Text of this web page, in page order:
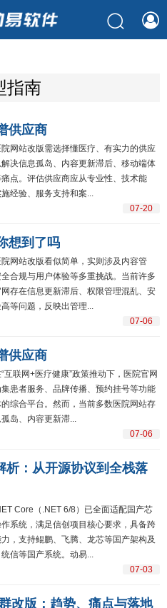
指南
供应商
院网站改版需选择懂医疗、有实力的供应
决信息孤岛、内容更新滞后、移动端体
点。评估供应商应从专业性、技术能
经验、服务支持和案...
07-20
想到了吗
院网站改版看似简单，实则涉及内容管
合规与用户体验等多重挑战。当前许多
网存在信息更新滞后、权限管理混乱、安
等问题，反映出管理...
07-06
供应商
互联网+医疗健康”政策推动下，医院官网
集患者服务、品牌传播、预约挂号等功能
综合平台。然而，当前多数医院网站存
岛、内容更新滞...
07-06
析：从开源协议到全栈落
Core（.NET 6/8）已全面适配国产芯
作系统，满足信创项目核心要求，具备跨
，支持鲲鹏、飞腾、龙芯等国产架构及
信等国产系统。动易...
07-03
改版：趋势、痛点与落地